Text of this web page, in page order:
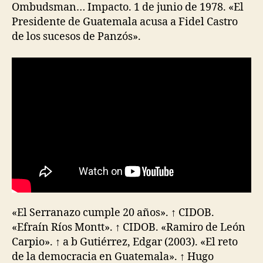
Ombudsman… Impacto. 1 de junio de 1978. «El
Presidente de Guatemala acusa a Fidel Castro
de los sucesos de Panzós».
«El Serranazo cumple 20 años». ↑ CIDOB.
«Efraín Ríos Montt». ↑ CIDOB. «Ramiro de León
Carpio». ↑ a b Gutiérrez, Edgar (2003). «El reto
de la democracia en Guatemala». ↑ Hugo